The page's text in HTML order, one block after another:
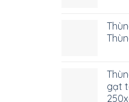
gạt